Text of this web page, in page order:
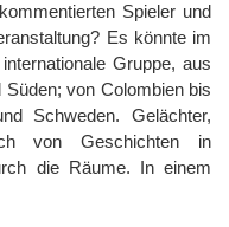
Spieler und
Es könnte im
Gruppe, aus
von Colombien bis
Schweden. Gelächter,
von Geschichten in
die Räume. In einem